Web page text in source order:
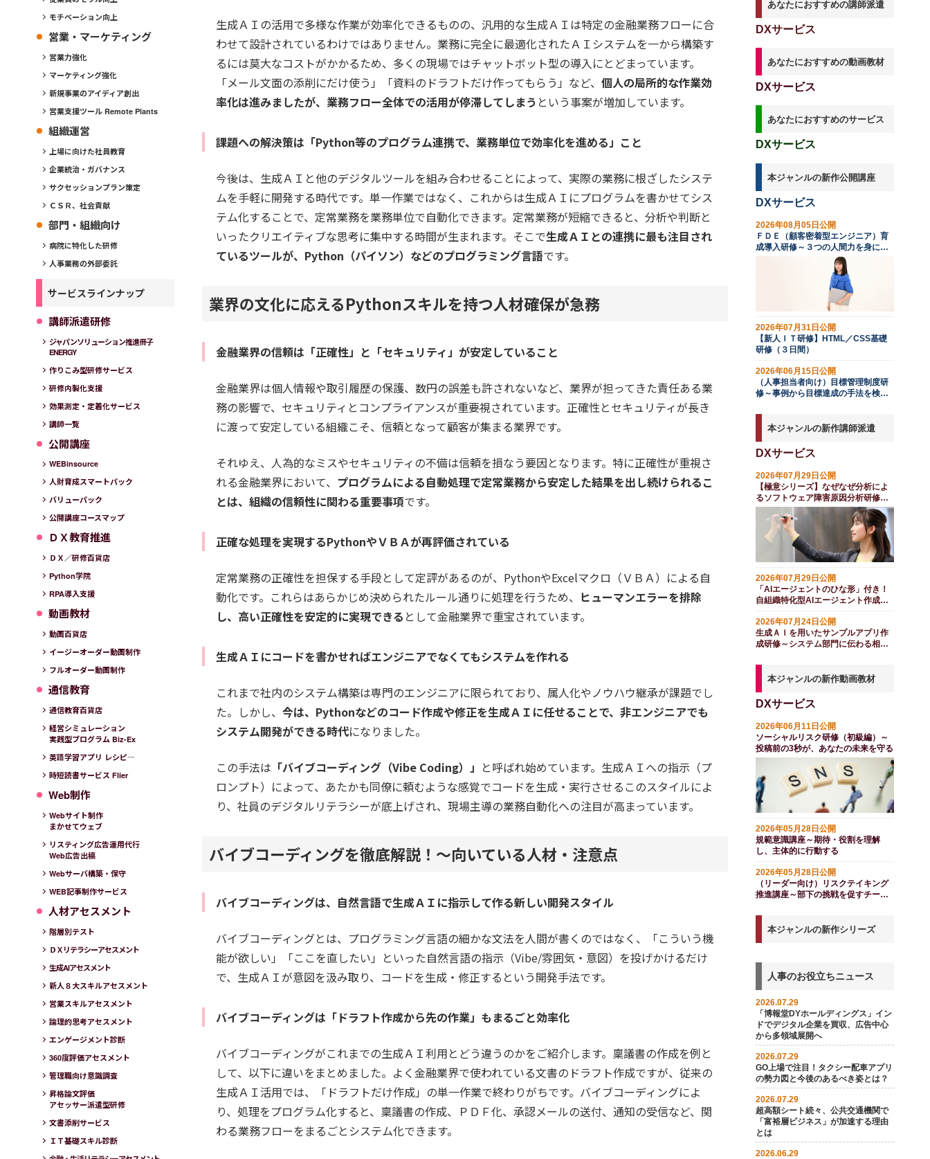
生成ＡＩの活用で多様な作業が効率化できるものの、汎用的な生成ＡＩは特定の金融業務フローに合
わせて設計されているわけではありません。業務に完全に最適化されたＡＩシステムを一から構築す
るには莫大なコストがかかるため、多くの現場ではチャットボット型の導入にとどまっています。
「メール文面の添削にだけ使う」「資料のドラフトだけ作ってもらう」など、 個人の局所的な作業効
率化は進みましたが、業務フロー全体での活用が停滞してしまう という事案が増加しています。
課題への解決策は「Python等のプログラム連携で、業務単位で効率化を進める」こと
今後は、生成ＡＩと他のデジタルツールを組み合わせることによって、実際の業務に根ざしたシステ
ムを手軽に開発する時代です。単一作業ではなく、これからは生成ＡＩにプログラムを書かせてシス
テム化することで、定常業務を業務単位で自動化できます。定常業務が短縮できると、分析や判断と
いったクリエイティブな思考に集中する時間が生まれます。そこで生成ＡＩとの連携に最も注目され
ているツールが、Python（パイソン）などのプログラミング言語です。
業界の文化に応えるPythonスキルを持つ人材確保が急務
金融業界の信頼は「正確性」と「セキュリティ」が安定していること
金融業界は個人情報や取引履歴の保護、数円の誤差も許されないなど、業界が担ってきた責任ある業
務の影響で、セキュリティとコンプライアンスが重要視されています。正確性とセキュリティが長き
に渡って安定している組織こそ、信頼となって顧客が集まる業界です。
それゆえ、人為的なミスやセキュリティの不備は信頼を損なう要因となります。特に正確性が重視さ
れる金融業界において、 プログラムによる自動処理で定常業務から安定した結果を出し続けられるこ
とは、組織の信頼性に関わる重要事項です。
正確な処理を実現するPythonやＶＢＡが再評価されている
定常業務の正確性を担保する手段として定評があるのが、PythonやExcelマクロ（ＶＢＡ）による自
動化です。これらはあらかじめ決められたルール通りに処理を行うため、 ヒューマンエラーを排除
し、高い正確性を安定的に実現できる として金融業界で重宝されています。
生成ＡＩにコードを書かせればエンジニアでなくてもシステムを作れる
これまで社内のシステム構築は専門のエンジニアに限られており、属人化やノウハウ継承が課題でし
た。しかし、 今は、Pythonなどのコード作成や修正を生成ＡＩに任せることで、非エンジニアでも
システム開発ができる時代になりました。
この手法は 「バイブコーディング（Vibe Coding）」 と呼ばれ始めています。生成ＡＩへの指示（プ
ロンプト）によって、あたかも同僚に頼むような感覚でコードを生成・実行させるこのスタイルによ
り、社員のデジタルリテラシーが底上げされ、現場主導の業務自動化への注目が高まっています。
バイブコーディングを徹底解説！～向いている人材・注意点
バイブコーディングは、自然言語で生成ＡＩに指示して作る新しい開発スタイル
バイブコーディングとは、プログラミング言語の細かな文法を人間が書くのではなく、「こういう機
能が欲しい」「ここを直したい」といった自然言語の指示（Vibe/雰囲気・意図）を投げかけるだけ
で、生成ＡＩが意図を汲み取り、コードを生成・修正するという開発手法です。
バイブコーディングは「ドラフト作成から先の作業」もまるごと効率化
バイブコーディングがこれまでの生成ＡＩ利用とどう違うのかをご紹介します。稟議書の作成を例と
して、以下に違いをまとめました。よく金融業界で使われている文書のドラフト作成ですが、従来の
生成ＡＩ活用では、「ドラフトだけ作成」の単一作業で終わりがちです。バイブコーディングによ
り、処理をプログラム化すると、稟議書の作成、ＰＤＦ化、承認メールの送付、通知の受信など、関
わる業務フローをまるごとシステム化できます。
モチベーション向上
営業・マーケティング
営業力強化
マーケティング強化
新規事業のアイディア創出
営業支援ツール Remote Plants
組織運営
上場に向けた社員教育
企業統治・ガバナンス
サクセッションプラン策定
ＣＳＲ、社会貢献
部門・組織向け
病院に特化した研修
人事業務の外部委託
サービスラインナップ
講師派遣研修
ジャパンソリューション推進冊子
ENERGY
作りこみ型研修サービス
研修内製化支援
効果測定・定着化サービス
講師一覧
公開講座
WEBinsource
人財育成スマートパック
バリューパック
公開講座コースマップ
ＤＸ教育推進
ＤＸ／研修百貨店
Python学院
RPA導入支援
動画教材
動画百貨店
イージーオーダー動画制作
フルオーダー動画制作
通信教育
通信教育百貨店
経営シミュレーション
実践型プログラム Biz-Ex
英語学習アプリ レシピ―
時短読書サービス Flier
Web制作
Webサイト制作
まかせてウェブ
リスティング広告運用代行
Web広告出稿
Webサーバ構築・保守
WEB記事制作サービス
人材アセスメント
階層別テスト
ＤＸリテラシーアセスメント
生成AIアセスメント
新人８大スキルアセスメント
営業スキルアセスメント
論理的思考アセスメント
エンゲージメント診断
360度評価アセスメント
管理職向け意識調査
昇格論文評価
アセッサー派遣型研修
文書添削サービス
ＩＴ基礎スキル診断
あなたにおすすめの講師派遣
DXサービス
あなたにおすすめの動画教材
DXサービス
あなたにおすすめのサービス
DXサービス
本ジャンルの新作公開講座
DXサービス
2026年08月05日公開
ＦＤＥ（顧客密着型エンジニア）育
成導入研修～３つの人間力を身につ
ける（２日間）
2026年07月31日公開
【新人ＩＴ研修】HTML／CSS基礎
研修（３日間）
2026年06月15日公開
（人事担当者向け）目標管理制度研
修～事例から目標達成の手法を検討
本ジャンルの新作講師派遣
DXサービス
2026年07月29日公開
【極意シリーズ】なぜなぜ分析によ
るソフトウェア障害原因分析研修
（１日間）
2026年07月29日公開
「AIエージェントのひな形」付き！
自組織特化型AIエージェント作成研
2026年07月24日公開
生成ＡＩを用いたサンプルアプリ作
成研修～システム部門に伝わる相談
本ジャンルの新作動画教材
DXサービス
2026年06月11日公開
ソーシャルリスク研修（初級編）～
投稿前の3秒が、あなたの未来を守る
2026年05月28日公開
規範意識講座～期待・役割を理解
し、主体的に行動する
2026年05月28日公開
（リーダー向け）リスクテイキング
推進講座～部下の挑戦を促すチーム
本ジャンルの新作シリーズ
人事のお役立ちニュース
2026.07.29
「博報堂DYホールディングス」イン
ドでデジタル企業を買収、広告中心
から多領域展開へ
2026.07.29
GO上場で注目！タクシー配車アプリ
の勢力図と今後のあるべき姿とは？
2026.07.29
超高額シート続々、公共交通機関で
「富裕層ビジネス」が加速する理由
とは
2026.06.29